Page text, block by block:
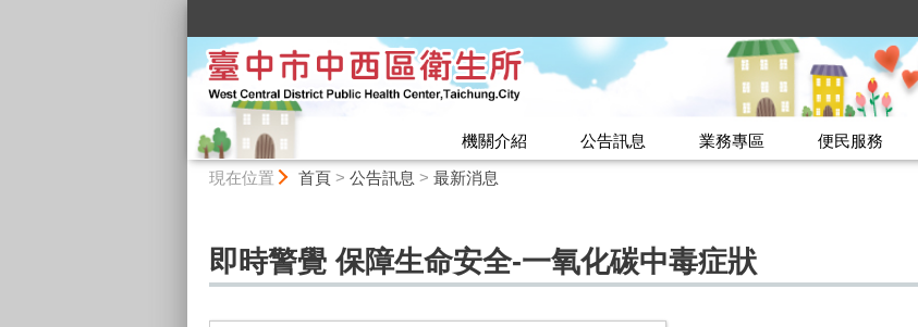
機關介紹 公告訊息 業務專區 便民服務
現在位置 首頁> 公告訊息 > 最新消息
即時警覺 保障生命安全-一氧化碳中毒症狀